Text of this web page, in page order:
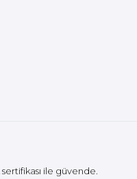
ile güvende.